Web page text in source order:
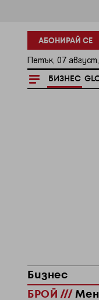
АБОНИРАЙ СЕ
Петък, 07 август,
БИЗНЕС
Бизнес
БРОЙ ///